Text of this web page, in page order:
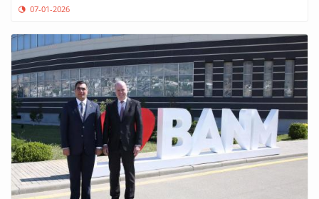
07-01-2026